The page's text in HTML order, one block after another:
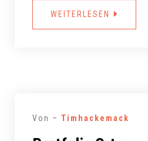
WEITERLESEN
Von – Timhackemack